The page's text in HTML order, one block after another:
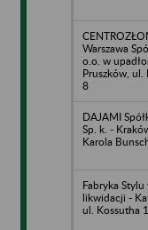
Warszawa
o.o. w
Pruszków, ul.
8
DAJAMI
Sp. k. -
Karola
Fabryka Stylu
likwidacji -
ul. Kossutha